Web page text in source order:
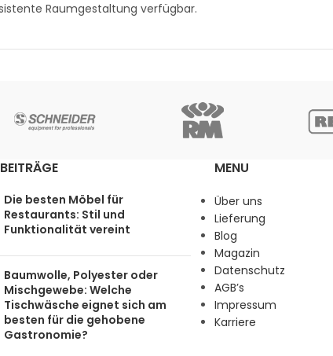
Raumgestaltung verfügbar.
Die besten Möbel für
Restaurants: Stil und
Funktionalität vereint
Baumwolle, Polyester oder
Mischgewebe: Welche
Tischwäsche eignet sich am
besten für die gehobene
Gastronomie?
MENU
Über uns
Lieferung
Blog
Magazin
Datenschutz
AGB’s
Impressum
Karriere